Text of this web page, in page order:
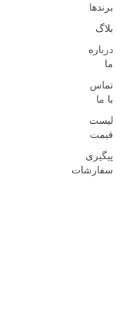
برندها
بلاگ
درباره
ما
تماس
با ما
لیست
قیمت
پیگیری
سفارشات